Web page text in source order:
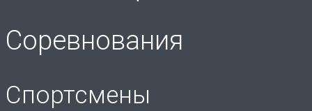
Соревнования
Спортсмены